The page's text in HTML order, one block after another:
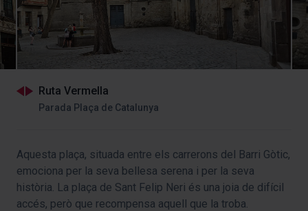
Ruta Vermella
Parada Plaça de Catalunya
Aquesta plaça, situada entre els carrerons del Barri Gòtic,
emociona per la seva bellesa serena i per la seva
història. La plaça de Sant Felip Neri és una joia de difícil
accés, però que recompensa aquell que la troba.